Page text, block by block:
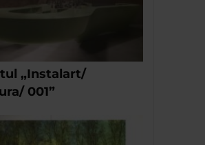
„Instalart/
001”